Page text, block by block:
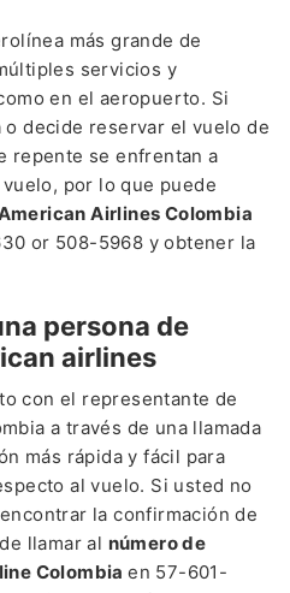
más grande de
servicios y
en el aeropuerto. Si
decide reservar el vuelo de
repente se enfrentan a
por lo que puede
Airlines Colombia
or 508-5968 y obtener la
persona de
airlines
con el representante de
a través de una llamada
más rápida y fácil para
al vuelo. Si usted no
la confirmación de
llamar al número de
Colombiaen 57-601-